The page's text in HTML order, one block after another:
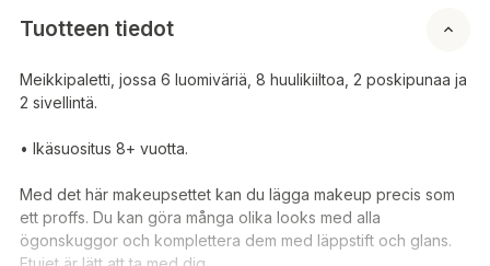
Tuotteen tiedot
Meikkipaletti, jossa 6 luomiväriä, 8 huulikiiltoa, 2 poskipunaa ja
2 sivellintä.
• Ikäsuositus 8+ vuotta.
Med det här makeupsettet kan du lägga makeup precis som
ett proffs. Du kan göra många olika looks med alla
ögonskuggor och komplettera dem med läppstift och glans.